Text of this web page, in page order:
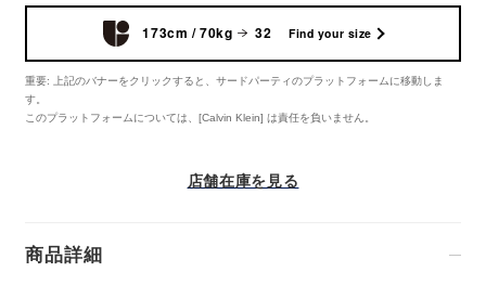
173cm / 70kg 32 Find your size
重要: 上記のバナーをクリックすると、サードパーティのプラットフォームに移動しま
す。
このプラットフォームについては、[Calvin Klein] は責任を負いません。
店舗在庫を見る
商品詳細